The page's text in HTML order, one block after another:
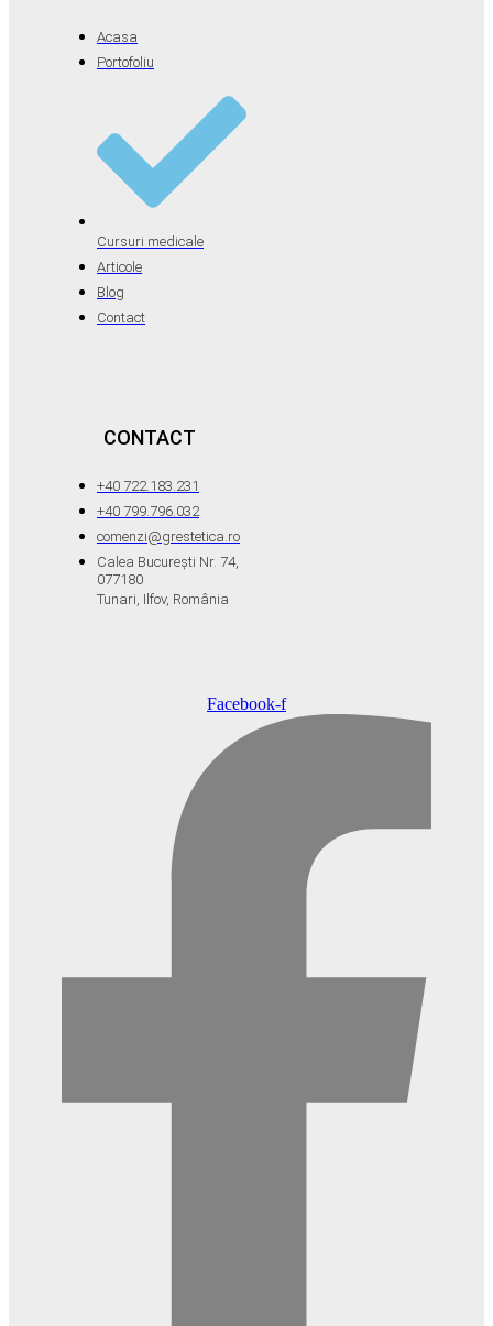
Acasa
Portofoliu
Cursuri medicale
Articole
Blog
Contact
CONTACT
+40 722.183.231
+40 799.796.032
comenzi@grestetica.ro
Calea București Nr. 74,
077180
Tunari, Ilfov, România
Facebook-f